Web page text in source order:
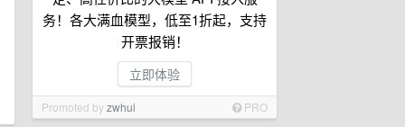
务！各大满血模型，低至1折起，支持
开票报销！
立即体验
Promoted byzwhui PRO